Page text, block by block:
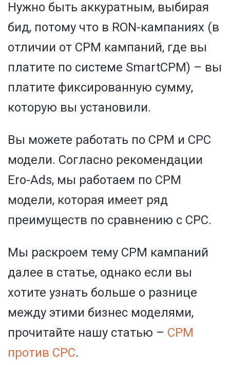
Нужно быть аккуратным, выбирая
бид, потому что в RON-кампаниях (в
отличии от CPM кампаний, где вы
платите по системе SmartCPM) – вы
платите фиксированную сумму,
которую вы установили.
Вы можете работать по CPM и CPC
модели. Согласно рекомендации
Ero-Ads, мы работаем по CPM
модели, которая имеет ряд
преимуществ по сравнению с CPC.
Мы раскроем тему CPM кампаний
далее в статье, однако если вы
хотите узнать больше о разнице
между этими бизнес моделями,
прочитайте нашу статью – CPM
против CPC.